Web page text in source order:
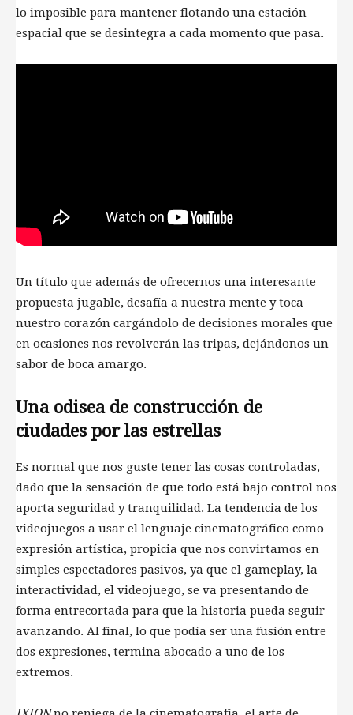
lo imposible para mantener flotando una estación
espacial que se desintegra a cada momento que pasa.
Un título que además de ofrecernos una interesante
propuesta jugable, desafía a nuestra mente y toca
nuestro corazón cargándolo de decisiones morales que
en ocasiones nos revolverán las tripas, dejándonos un
sabor de boca amargo.
Una odisea de construcción de
ciudades por las estrellas
Es normal que nos guste tener las cosas controladas,
dado que la sensación de que todo está bajo control nos
aporta seguridad y tranquilidad. La tendencia de los
videojuegos a usar el lenguaje cinematográfico como
expresión artística, propicia que nos convirtamos en
simples espectadores pasivos, ya que el gameplay, la
interactividad, el videojuego, se va presentando de
forma entrecortada para que la historia pueda seguir
avanzando. Al final, lo que podía ser una fusión entre
dos expresiones, termina abocado a uno de los
extremos.